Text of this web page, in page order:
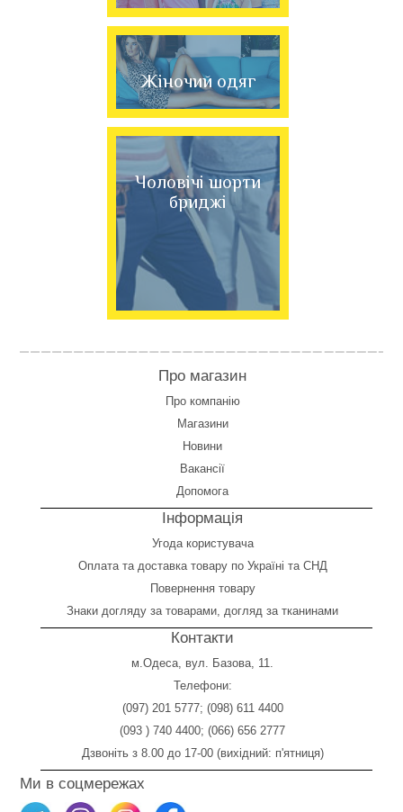
Жіночий одяг
Чоловічі шорти
бриджі
Про магазин
Про компанію
Магазини
Новини
Вакансії
Допомога
Інформація
Угода користувача
Оплата та доставка товару по Україні та СНД
Повернення товару
Знаки догляду за товарами, догляд за тканинами
Контакти
м.Одеса, вул. Базова, 11.
Телефони:
(097) 201 5777; (098) 611 4400
(093 ) 740 4400; (066) 656 2777
Дзвоніть з 8.00 до 17-00 (вихідний: п'ятниця)
Ми в соцмережах